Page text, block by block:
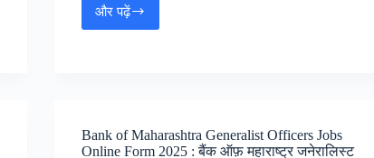
और पढ़ेंBihar
बिहार
Bank of Maharashtra Generalist Officers Jobs
Online Form 2025 : बैंक ऑफ़ महाराष्ट्र जनेरालिस्ट